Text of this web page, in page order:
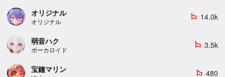
オリジナル
オリジナル
emoji_flags 14.0k
弱音ハク
ボーカロイド
emoji_flags 3.5k
宝鐘マリン emoji_flags 480